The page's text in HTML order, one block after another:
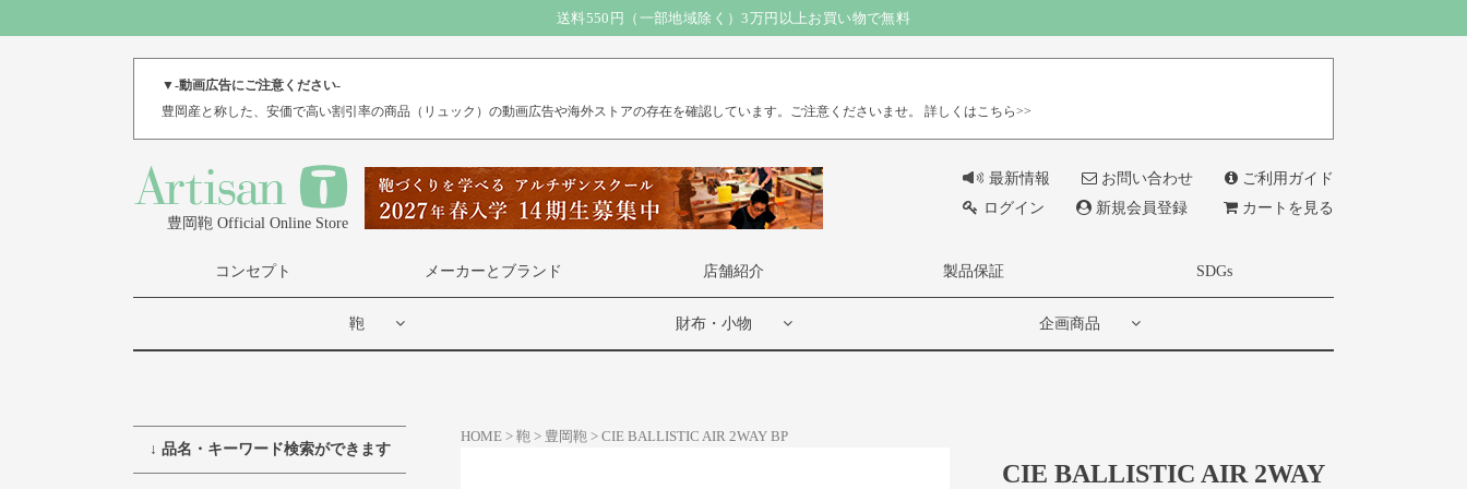
送料550円（一部地域除く）3万円以上お買い物で無料
▼-動画広告にご注意ください-
豊岡産と称した、安価で高い割引率の商品（リュック）の動画広告や海外ストアの存在を確認しています。ご注意くださいませ。 詳しくはこちら>>
豊岡鞄 Official Online Store
最新情報 お問い合わせ
ご利用ガイド
ログイン
新規会員登録 カートを見る
コンセプト メーカーとブランド 店舗紹介 製品保証 SDGs
鞄 財布・小物 企画商品
HOME 鞄 豊岡鞄 CIE BALLISTIC AIR 2WAY BP
CIE BALLISTIC AIR 2WAY
↓ 品名・キーワード検索ができます